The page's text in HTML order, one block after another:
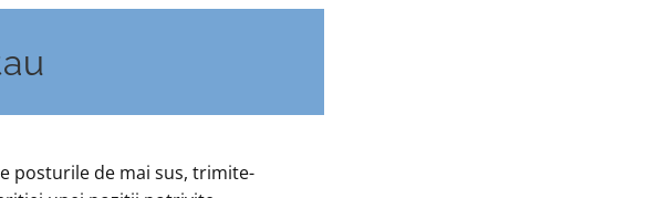
posturile de mai sus, trimite-